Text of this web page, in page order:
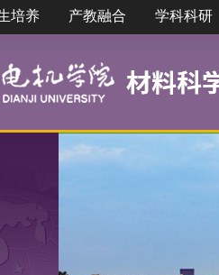
培养 产教融合 学科科研